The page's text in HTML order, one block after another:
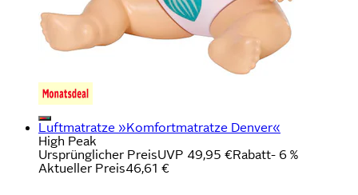
Luftmatratze »Komfortmatratze Denver«
High Peak
Ursprünglicher PreisUVP 49,95 €Rabatt- 6 %
Aktueller Preis46,61 €